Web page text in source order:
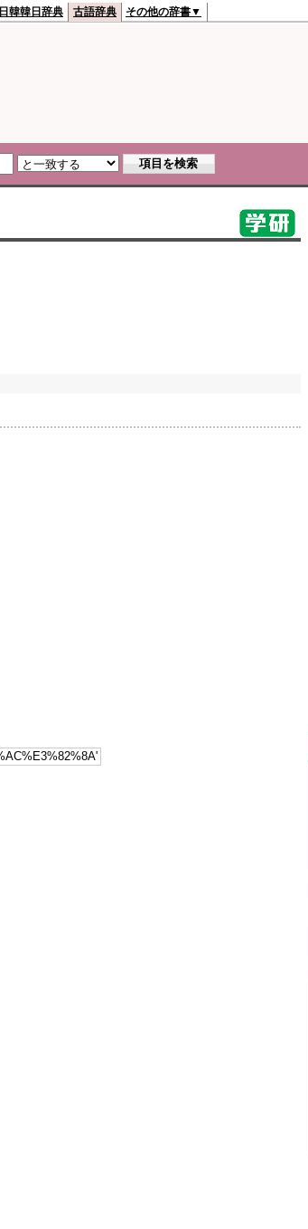
日韓韓日辞典 古語辞典 その他の辞書▼